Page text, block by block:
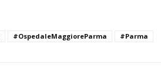
#OspedaleMaggioreParma #Parma